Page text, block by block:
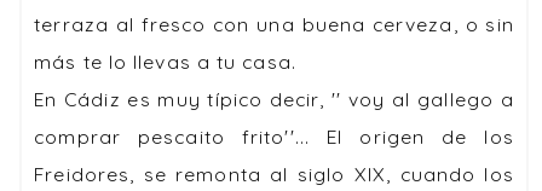
terraza al fresco con una buena cerveza, o sin
más te lo llevas a tu casa.
En Cádiz es muy típico decir, '' voy al gallego a
comprar pescaito frito''... El origen de los
Freidores, se remonta al siglo XIX, cuando los